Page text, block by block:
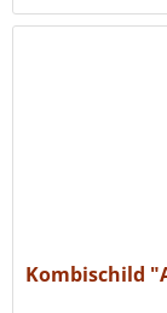
Kombischild